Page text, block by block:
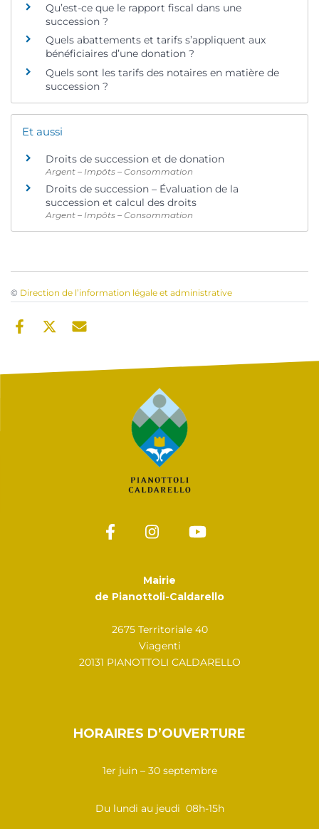
Qu’est-ce que le rapport fiscal dans une
succession ?
Quels abattements et tarifs s’appliquent aux
bénéficiaires d’une donation ?
Quels sont les tarifs des notaires en matière de
succession ?
Et aussi
Droits de succession et de donation
Argent – Impôts – Consommation
Droits de succession – Évaluation de la
succession et calcul des droits
Argent – Impôts – Consommation
© Direction de l’information légale et administrative
Mairie
de Pianottoli-Caldarello
2675 Territoriale 40
Viagenti
20131 PIANOTTOLI CALDARELLO
HORAIRES D’OUVERTURE
1er juin – 30 septembre
Du lundi au jeudi 08h-15h